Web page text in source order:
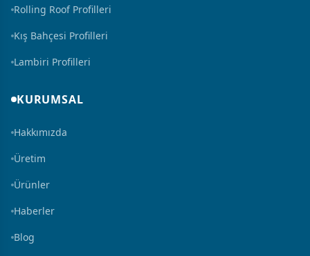
Rolling Roof Profilleri
Kış Bahçesi Profilleri
Lambiri Profilleri
KURUMSAL
Hakkımızda
Üretim
Ürünler
Haberler
Blog